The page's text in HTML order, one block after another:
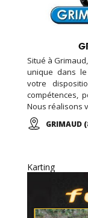
Situé à
unique dans
votre
compétences,
Nous réalisons
formules
passionnés
GRIMAUD
Karting